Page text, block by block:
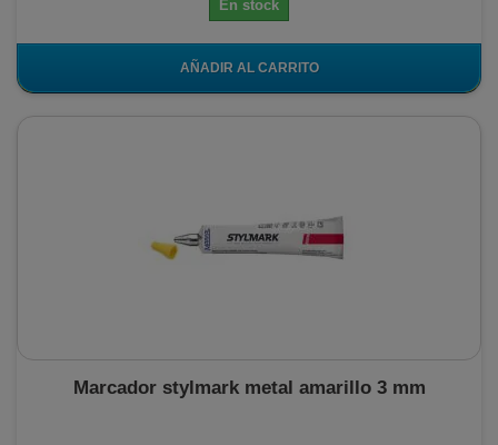
En stock
AÑADIR AL CARRITO
Marcador stylmark metal amarillo 3 mm